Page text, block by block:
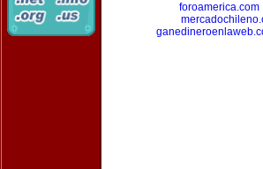
foroamerica.com